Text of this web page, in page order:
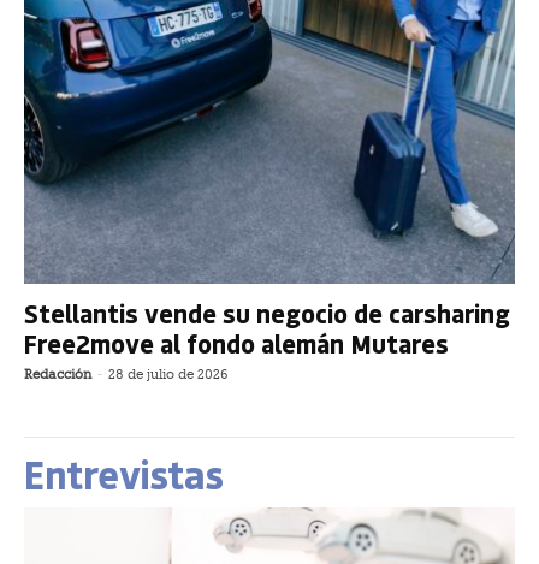
Stellantis vende su negocio de carsharing
Free2move al fondo alemán Mutares
Redacción - 28 de julio de 2026
Entrevistas